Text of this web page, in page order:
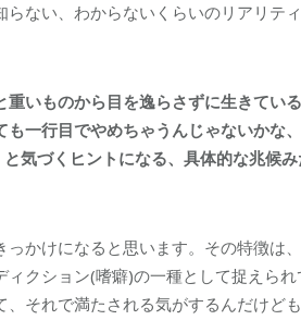
ない、わからないくらいのリアリテ
いものから目を逸らさずに生きてい
一行目でやめちゃうんじゃないかな
気づくヒントになる、具体的な兆候
かけになると思います。その特徴は
クション(嗜癖)の一種として捉えられ
それで満たされる気がするんだけど